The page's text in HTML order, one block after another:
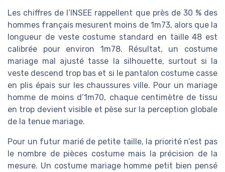
Les chiffres de l’INSEE rappellent que près de 30 % des
hommes français mesurent moins de 1m73, alors que la
longueur de veste costume standard en taille 48 est
calibrée pour environ 1m78. Résultat, un costume
mariage mal ajusté tasse la silhouette, surtout si la
veste descend trop bas et si le pantalon costume casse
en plis épais sur les chaussures ville. Pour un mariage
homme de moins d’1m70, chaque centimètre de tissu
en trop devient visible et pèse sur la perception globale
de la tenue mariage.
Pour un futur marié de petite taille, la priorité n’est pas
le nombre de pièces costume mais la précision de la
mesure. Un costume mariage homme petit bien pensé